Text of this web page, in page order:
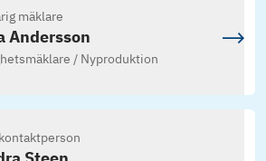
mäklare
Andersson
/ Nyproduktion